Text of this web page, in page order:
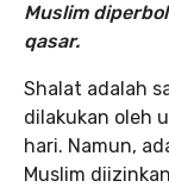
Muslim
qasar.
Shalat adalah
dilakukan oleh
hari. Namun,
Muslim